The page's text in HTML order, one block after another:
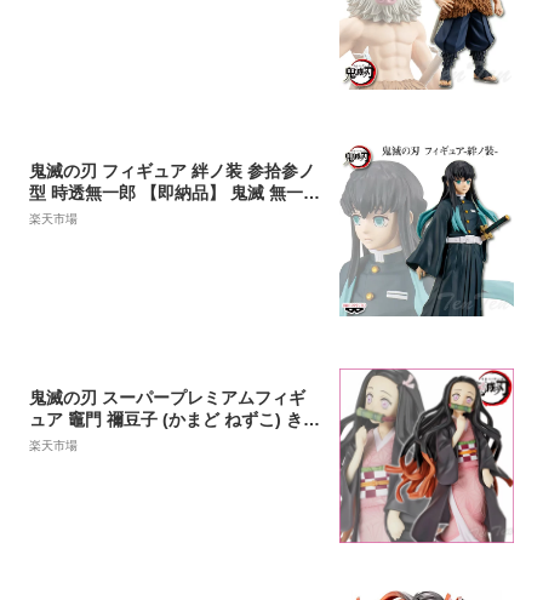
鬼滅の刃 フィギュア 絆ノ装 参拾参ノ
型 時透無一郎 【即納品】 鬼滅 無一郎
きめつのやいば プライズ バンプレス
楽天市場
鬼滅の刃 スーパープレミアムフィギ
ュア 竈門 禰豆子 (かまど ねずこ) きめ
つのやいば SPMフィギュア 【即納
楽天市場